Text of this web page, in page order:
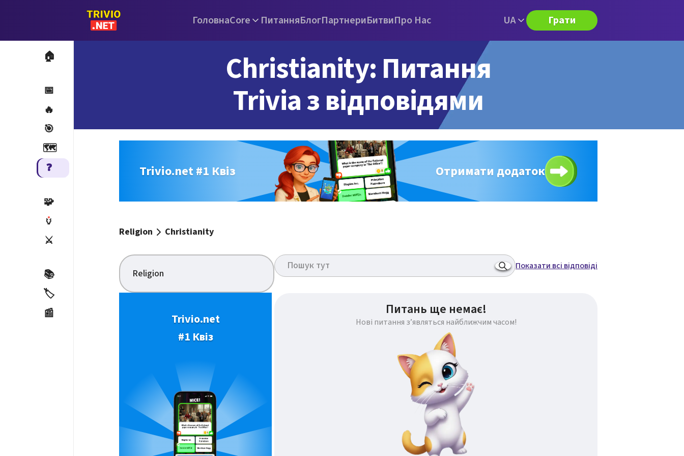
ГоловнаCore ПитанняБлогПартнериБитвиПро Нас UA Грати
🏠
📅
🔥
🎯
🗺️
❓
🧩
🏺
⚔️
📚
🏷️
📰
Christianity: Питання
Trivia з відповідями
Trivio.net #1 Квіз Отримати додаток
Religion Christianity
Religion
Trivio.net
#1 Квіз
Показати всі відповіді
Питань ще немає!
Нові питання з’являться найближчим часом!